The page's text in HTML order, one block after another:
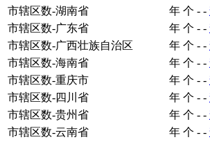
市辖区数-湖南省
年 个 - -
市辖区数-广东省
年 个 - -
市辖区数-广西壮族自治区
年 个 - -
市辖区数-海南省
年 个 - -
市辖区数-重庆市
年 个 - -
市辖区数-四川省
年 个 - -
市辖区数-贵州省
年 个 - -
市辖区数-云南省
年 个 - -